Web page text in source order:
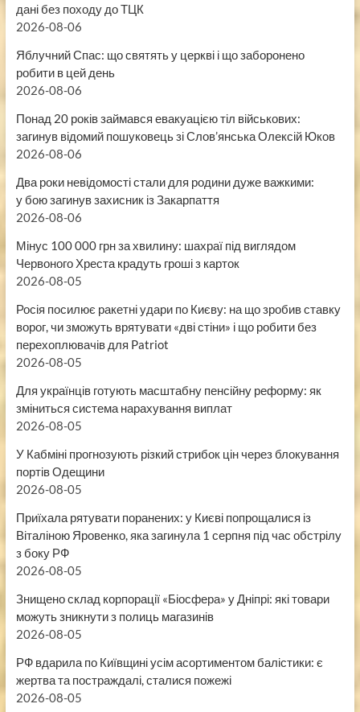
дані без походу до ТЦК
2026-08-06
Яблучний Спас: що святять у церкві і що заборонено
робити в цей день
2026-08-06
Понад 20 років займався евакуацією тіл військових:
загинув відомий пошуковець зі Слов’янська Олексій Юков
2026-08-06
Два роки невідомості стали для родини дуже важкими:
у бою загинув захисник із Закарпаття
2026-08-06
Мінус 100 000 грн за хвилину: шахраї під виглядом
Червоного Хреста крадуть гроші з карток
2026-08-05
Росія посилює ракетні удари по Києву: на що зробив ставку
ворог, чи зможуть врятувати «дві стіни» і що робити без
перехоплювачів для Patriot
2026-08-05
Для українців готують масштабну пенсійну реформу: як
зміниться система нарахування виплат
2026-08-05
У Кабміні прогнозують різкий стрибок цін через блокування
портів Одещини
2026-08-05
Приїхала рятувати поранених: у Києві попрощалися із
Віталіною Яровенко, яка загинула 1 серпня під час обстрілу
з боку РФ
2026-08-05
Знищено склад корпорації «Біосфера» у Дніпрі: які товари
можуть зникнути з полиць магазинів
2026-08-05
РФ вдарила по Київщині усім асортиментом балістики: є
жертва та постраждалі, сталися пожежі
2026-08-05